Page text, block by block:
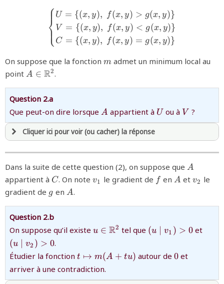
la page d'accueil
ou tester la page d'extraits libres
ou consulter
le plan du site
{\begin{cases}U = \{
⎩
⎨⎧ U = {(x, y), f(x, y) > g(x, y)}
V = {(x, y), f(x, y) < g(x, y)}
C = {(x, y), f(x, y) = g(x, y)}
On suppose que la fonction {m}
m admet un minimum local au
point {A \in
A ∈ R2.
Question 2.a
Que peut-on dire lorsque {A}
A appartient à {U}
Uou à {V}
V ?
Cliquer ici pour voir (ou cacher) la réponse
et êtreconnecté au site
revenir à
ou consulter
Dans la suite de cette question (2), on suppose que {A}
A
appartient à {C}
C. On note{v_{1}}
v1 le gradient de {f}
f en {A}
A et {v_{2}}
v2 le
gradient de {g}
g en {A}
A.
Question 2.b
On suppose qu’il existe {u\in\mathbb{R}^{2}}
u ∈ R2 tel que {\left(u\mid
(u v1 ) > 0et
(u v2 ) > 0.
Étudier la fonction {t
\mapsto
t ↦ m(A + tu) autour de{0}
0 et
arriver à une contradiction.